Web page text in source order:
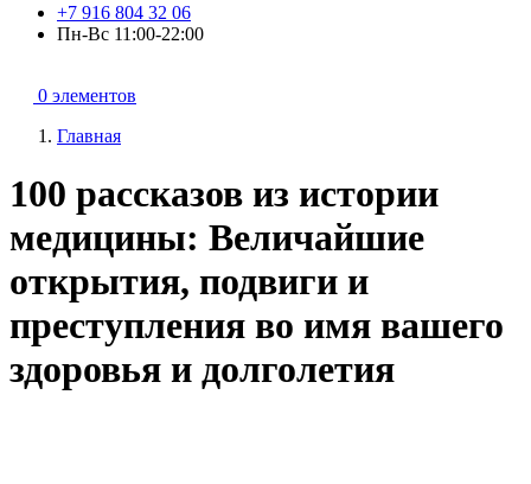
+7 916 804 32 06
Пн-Вс 11:00-22:00
0 элементов
Главная
100 рассказов из истории
медицины: Величайшие
открытия, подвиги и
преступления во имя вашего
здоровья и долголетия